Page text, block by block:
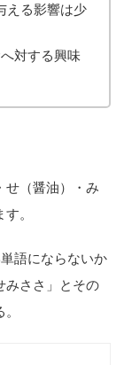
える影響は少
対する興味
せ（醤油）・み
。
語にならないか
みささ」とその